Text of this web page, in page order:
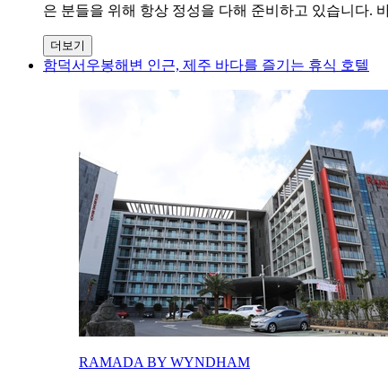
은 분들을 위해 항상 정성을 다해 준비하고 있습니다.
더보기
함덕서우봉해변 인근, 제주 바다를 즐기는 휴식 호텔
RAMADA BY WYNDHAM